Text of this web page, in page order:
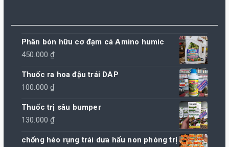
Phân bón hữu cơ đạm cá Amino humic
450.000₫
Thuốc ra hoa đậu trái DAP
100.000₫
Thuốc trị sâu bumper
130.000₫
chống héo rụng trái dưa hấu non phòng trị